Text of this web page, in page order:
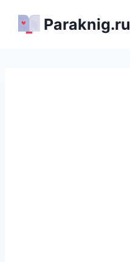
Paraknig.ru